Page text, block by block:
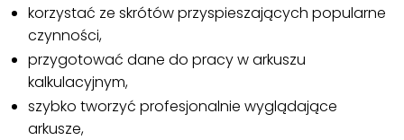
korzystać ze skrótów przyspieszających popularne
czynności,
przygotować dane do pracy w arkuszu
kalkulacyjnym,
szybko tworzyć profesjonalnie wyglądające
arkusze,